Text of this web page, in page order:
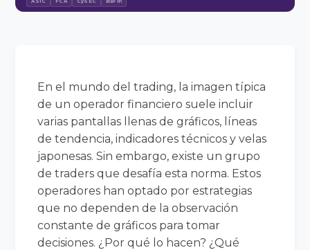
En el mundo del trading, la imagen típica
de un operador financiero suele incluir
varias pantallas llenas de gráficos, líneas
de tendencia, indicadores técnicos y velas
japonesas. Sin embargo, existe un grupo
de traders que desafía esta norma. Estos
operadores han optado por estrategias
que no dependen de la observación
constante de gráficos para tomar
decisiones. ¿Por qué lo hacen? ¿Qué